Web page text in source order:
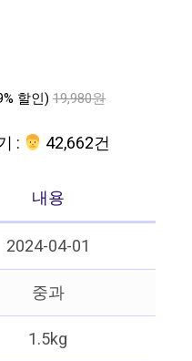
할인) 19,980원
: ‍‍ 42,662건
내용
2024-04-01
중과
1.5kg